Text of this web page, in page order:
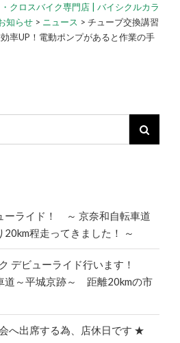
クロスバイク専門店 | バイシクルカラ
知らせ > ニュース > チューブ交換講習
率UP！電動ポンプがあると作業の手
ーライド！ ～ 京奈和自転車道
程走ってきました！ ～
デビューライド行います！
道～平城京跡～ 距離20kmの市
へ出席する為、店休日です ★